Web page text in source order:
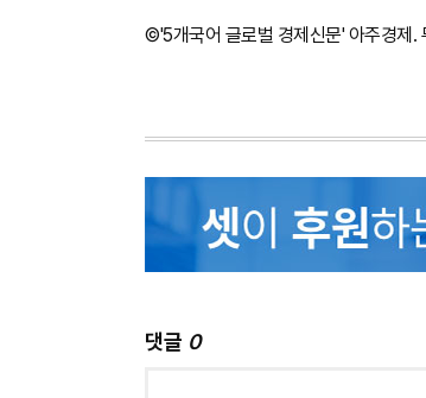
©'5개국어 글로벌 경제신문' 아주경제.
댓글 0